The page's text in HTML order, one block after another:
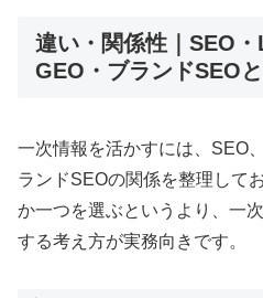
違い・関係性｜SEO・
GEO・ブランドSEO
一次情報を活かすには、SEO
ランドSEOの関係を整理して
か一つを選ぶというより、一
する考え方が実務向きです。